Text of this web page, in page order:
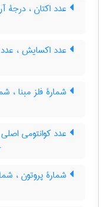
عدد اکتان ، درجۀ
عدد اکسایش ،
شمارۀ فلز مبنا ،
عدد کوانتومی اصلی
شمارۀ پروتون ،